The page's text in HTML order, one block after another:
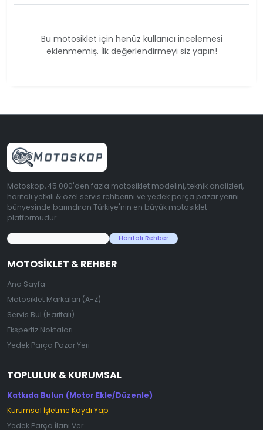
Bu motosiklet için henüz kullanıcı incelemesi
eklenmemiş. İlk değerlendirmeyi siz yapın!
Motoskop, 45.000'den fazla motosiklet modelini, teknik analizleri,
haritalı yetkili & özel servis rehberini ve yedek parça pazar yerini
bünyesinde barındıran Türkiye'nin en büyük motosiklet
platformudur.
Haritalı Rehber
MOTOSIKLET & REHBER
Ana Sayfa
Motosiklet Markaları (A-Z)
Servis Bul (Haritalı)
Ekspertiz Noktaları
Yedek Parça Pazar Yeri
TOPLULUK & KURUMSAL
Katkıda Bulun (Motor Ekle/Düzenle)
Kurumsal İşletme Kaydı Yap
Yedek Parça İlanı Ver